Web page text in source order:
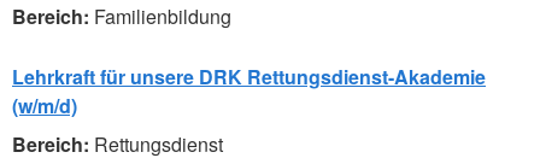
Familienbildung
Lehrkraft für unsere DRK Rettungsdienst-Akademie
(w/m/d)
Rettungsdienst